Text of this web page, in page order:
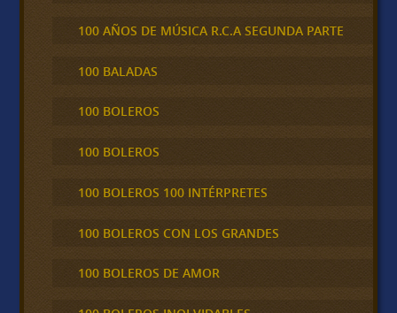
100 AÑOS DE MÚSICA R.C.A SEGUNDA PARTE
100 BALADAS
100 BOLEROS
100 BOLEROS
100 BOLEROS 100 INTÉRPRETES
100 BOLEROS CON LOS GRANDES
100 BOLEROS DE AMOR